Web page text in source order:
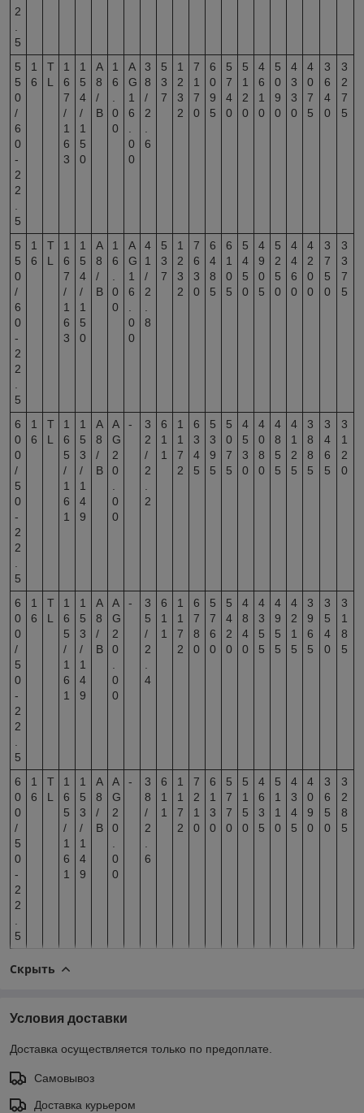
2
5
5
5
0
/
6
0
-
2
2
5
1
6
T
L
1
6
7
/
1
6
3
1
5
4
/
1
5
0
A
8
/
B
1
6
0
0
A
G
1
6
0
0
3
8
/
2
6
5
3
7
1
2
3
2
7
1
7
0
6
0
9
5
5
7
4
0
5
1
2
0
4
6
1
0
5
0
9
0
4
3
3
0
4
0
7
5
3
6
4
0
3
2
7
5
5
5
0
/
6
0
-
2
2
5
1
6
T
L
1
6
7
/
1
6
3
1
5
4
/
1
5
0
A
8
/
B
1
6
0
0
A
G
1
6
0
0
4
1
/
2
8
5
3
7
1
2
3
2
7
6
3
0
6
4
8
5
6
1
0
5
5
4
5
0
4
9
0
5
5
2
5
0
4
4
6
0
4
2
0
0
3
7
5
0
3
3
7
5
6
0
0
/
5
0
-
2
2
5
1
6
T
L
1
6
5
/
1
6
1
1
5
3
/
1
4
9
A
8
/
B
A
G
2
0
0
0
-
3
2
/
2
2
6
1
1
1
1
7
2
6
3
4
5
5
3
9
5
5
0
7
5
4
5
3
0
4
0
8
0
4
8
5
5
4
1
2
5
3
8
8
5
3
4
6
5
3
1
2
0
6
0
0
/
5
0
-
2
2
5
1
6
T
L
1
6
5
/
1
6
1
1
5
3
/
1
4
9
A
8
/
B
A
G
2
0
0
0
-
3
5
/
2
4
6
1
1
1
1
7
2
6
7
8
0
5
7
6
0
5
4
2
0
4
8
4
0
4
3
5
5
4
9
5
5
4
2
1
5
3
9
6
5
3
5
4
0
3
1
8
5
6
0
0
/
5
0
-
2
2
5
1
6
T
L
1
6
5
/
1
6
1
1
5
3
/
1
4
9
A
8
/
B
A
G
2
0
0
0
-
3
8
/
2
6
6
1
1
1
1
7
2
7
2
1
0
6
1
3
0
5
7
7
0
5
1
5
0
4
6
3
5
5
1
1
0
4
3
4
5
4
0
9
0
3
6
5
0
3
2
8
5
Скрыть
Условия доставки
Доставка осуществляется только по предоплате.
Самовывоз
Доставка курьером